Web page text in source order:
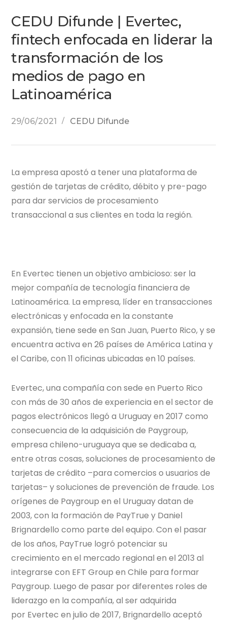
CEDU Difunde | Evertec,
fintech enfocada en liderar la
transformación de los
medios de pago en
Latinoamérica
29/06/2021 CEDU Difunde
La empresa apostó a tener una plataforma de
gestión de tarjetas de crédito, débito y pre-pago
para dar servicios de procesamiento
transaccional a sus clientes en toda la región.
En Evertec tienen un objetivo ambicioso: ser la
mejor compañía de tecnología financiera de
Latinoamérica. La empresa, líder en transacciones
electrónicas y enfocada en la constante
expansión, tiene sede en San Juan, Puerto Rico, y se
encuentra activa en 26 países de América Latina y
el Caribe, con 11 oficinas ubicadas en 10 países.
Evertec, una compañía con sede en Puerto Rico
con más de 30 años de experiencia en el sector de
pagos electrónicos llegó a Uruguay en 2017 como
consecuencia de la adquisición de Paygroup,
empresa chileno-uruguaya que se dedicaba a,
entre otras cosas, soluciones de procesamiento de
tarjetas de crédito –para comercios o usuarios de
tarjetas– y soluciones de prevención de fraude. Los
orígenes de Paygroup en el Uruguay datan de
2003, con la formación de PayTrue y Daniel
Brignardello como parte del equipo. Con el pasar
de los años, PayTrue logró potenciar su
crecimiento en el mercado regional en el 2013 al
integrarse con EFT Group en Chile para formar
Paygroup. Luego de pasar por diferentes roles de
liderazgo en la compañía, al ser adquirida
por Evertec en julio de 2017, Brignardello aceptó